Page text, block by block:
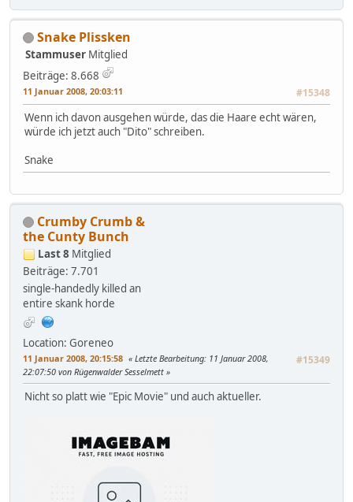
Snake Plissken
Stammuser Mitglied
Beiträge: 8.668
11 Januar 2008, 20:03:11 #15348
Wenn ich davon ausgehen würde, das die Haare echt wären,
würde ich jetzt auch "Dito" schreiben.
Snake
Crumby Crumb &
the Cunty Bunch
Last 8 Mitglied
Beiträge: 7.701
single-handedly killed an
entire skank horde
Location: Goreneo
11 Januar 2008, 20:15:58 #15349
Letzte Bearbeitung: 11 Januar 2008,
22:07:50 von Rügenwalder Sesselmett
Nicht so platt wie "Epic Movie" und auch aktueller.